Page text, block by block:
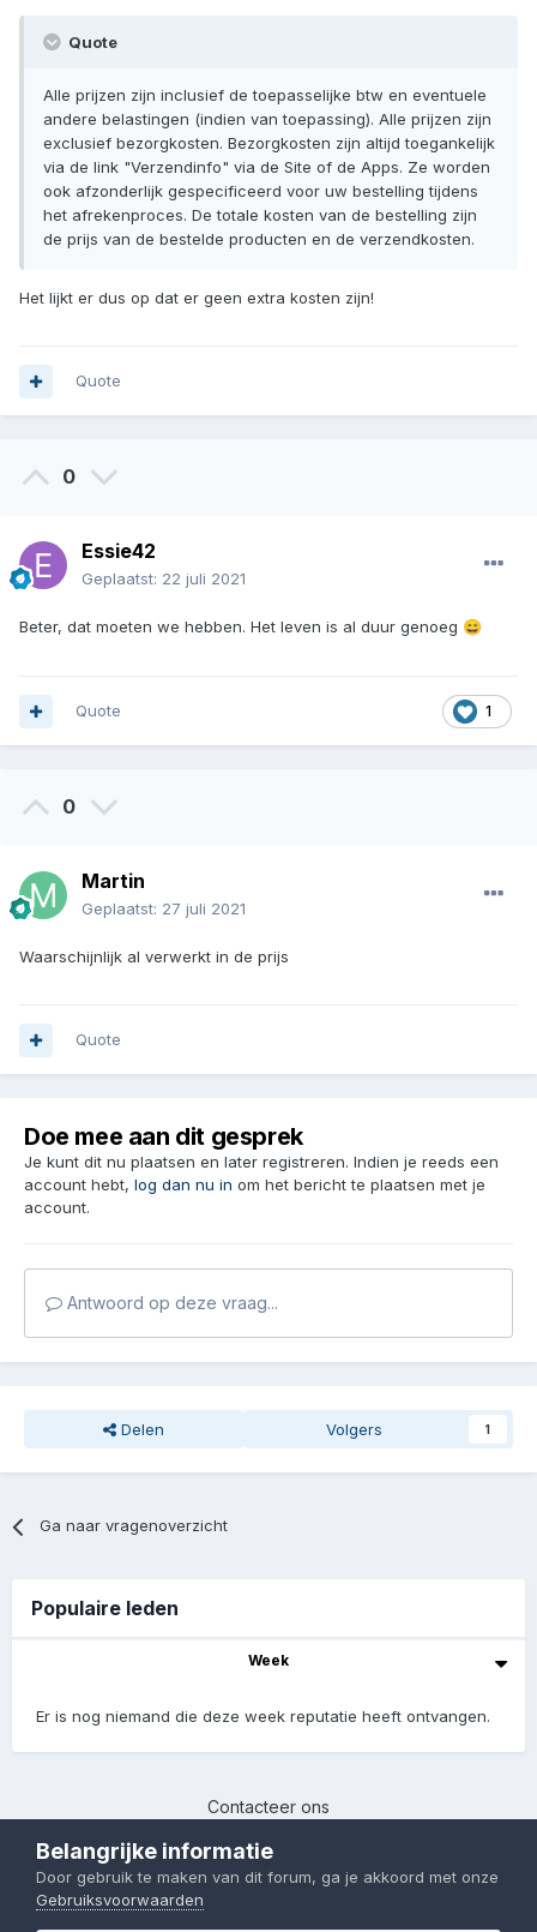
Quote
Alle prijzen zijn inclusief de toepasselijke btw en eventuele
andere belastingen (indien van toepassing). Alle prijzen zijn
exclusief bezorgkosten. Bezorgkosten zijn altijd toegankelijk
via de link "Verzendinfo" via de Site of de Apps. Ze worden
ook afzonderlijk gespecificeerd voor uw bestelling tijdens
het afrekenproces. De totale kosten van de bestelling zijn
de prijs van de bestelde producten en de verzendkosten.
Het lijkt er dus op dat er geen extra kosten zijn!
Quote
0
Essie42
Geplaatst: 22 juli 2021
Beter, dat moeten we hebben. Het leven is al duur genoeg 😄
1
Quote
0
Martin
Geplaatst: 27 juli 2021
Waarschijnlijk al verwerkt in de prijs
Quote
Doe mee aan dit gesprek
Je kunt dit nu plaatsen en later registreren. Indien je reeds een
account hebt, log dan nu in om het bericht te plaatsen met je
account.
Antwoord op deze vraag...
Delen Volgers 1
Ga naar vragenoverzicht
Populaire leden
Week
Er is nog niemand die deze week reputatie heeft ontvangen.
Contacteer ons
Powered by Invision Community
Belangrijke informatie
Door gebruik te maken van dit forum, ga je akkoord met onze
Gebruiksvoorwaarden